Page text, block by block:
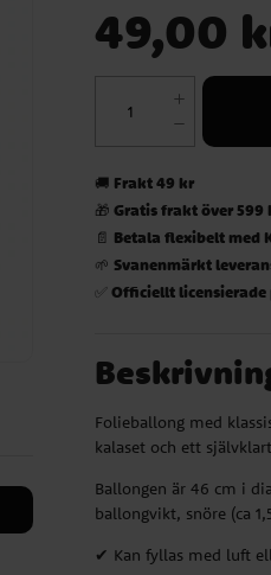
49,00
🚚 Frakt 49 kr
🎁Gratis frakt över 599
📄 Betala flexibelt med
🌱Svanenmärkt
✅Officiellt
Folieballong med
kalaset och ett
Ballongen är 46 cm i
ballongvikt, snöre (ca
✔ Kan fyllas med luft